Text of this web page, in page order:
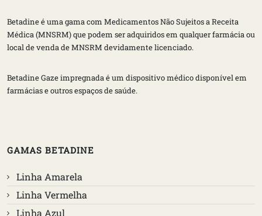
Betadine é uma gama com Medicamentos Não Sujeitos a Receita
Médica (MNSRM) que podem ser adquiridos em qualquer farmácia ou
local de venda de MNSRM devidamente licenciado.
Betadine Gaze impregnada é um dispositivo médico disponível em
farmácias e outros espaços de saúde.
GAMAS BETADINE
Linha Amarela
Linha Vermelha
Linha Azul